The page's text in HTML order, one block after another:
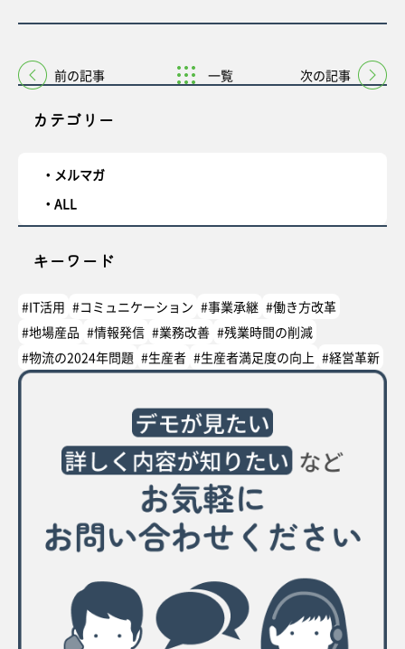
カテゴリー
メルマガ
ALL
キーワード
#IT活用 #コミュニケーション #事業承継 #働き方改革
#地場産品 #情報発信 #業務改善 #残業時間の削減
#物流の2024年問題 #生産者 #生産者満足度の向上 #経営革新
前の記事 一覧 次の記事